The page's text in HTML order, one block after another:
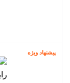
پیشنهاد ویژه